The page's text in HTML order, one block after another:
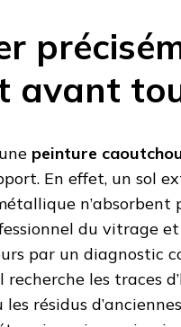
avant
peinture
En effet, un sol
n’absorbent
du vitrage
par un diagnostic
recherche les traces
les résidus